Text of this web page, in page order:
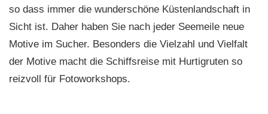
so dass immer die wunderschöne Küstenlandschaft in
Sicht ist. Daher haben Sie nach jeder Seemeile neue
Motive im Sucher. Besonders die Vielzahl und Vielfalt
der Motive macht die Schiffsreise mit Hurtigruten so
reizvoll für Fotoworkshops.